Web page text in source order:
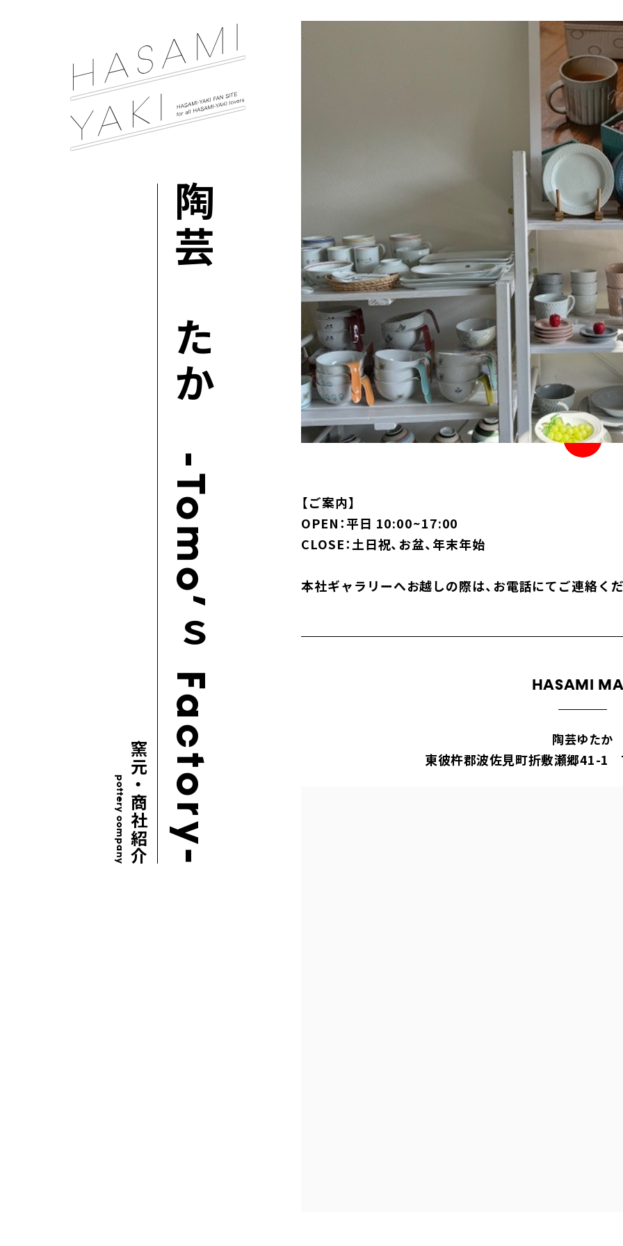
pottery company窯元・商社紹介 陶芸ゆたか -Tomo’ｓ Factory-
【ご案内】
OPEN：平日 10:00~17:00
CLOSE：土日祝、お盆、年末年始
本社ギャラリーへお越しの際は、お電話にてご連絡く
HASAMI
陶芸ゆたか
東彼杵郡波佐見町折敷瀬郷41-1